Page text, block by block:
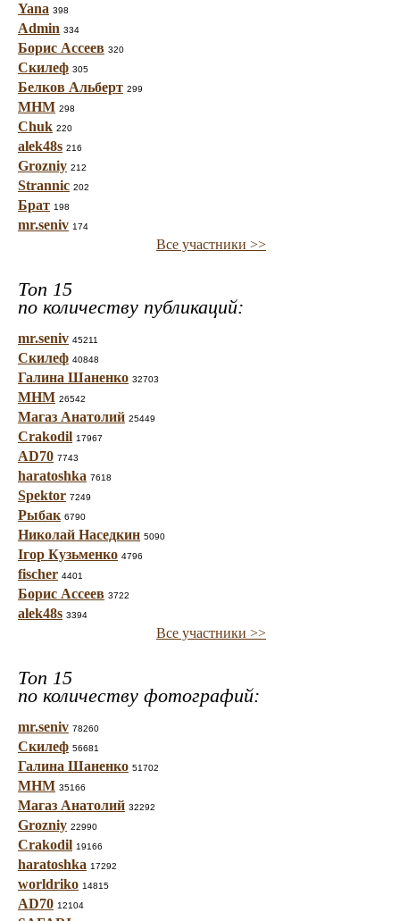
Yana 398
Admin 334
Борис Ассеев 320
Скилеф 305
Белков Альберт 299
МНМ 298
Chuk 220
alek48s 216
Grozniy 212
Strannic 202
Брат 198
mr.seniv 174
Все участники >>
Топ 15
по количеству публикаций:
mr.seniv 45211
Скилеф 40848
Галина Шаненко 32703
МНМ 26542
Магаз Анатолий 25449
Crakodil 17967
AD70 7743
haratoshka 7618
Spektor 7249
Рыбак 6790
Николай Наседкин 5090
Ігор Кузьменко 4796
fischer 4401
Борис Ассеев 3722
alek48s 3394
Все участники >>
Топ 15
по количеству фотографий:
mr.seniv 78260
Скилеф 56681
Галина Шаненко 51702
МНМ 35166
Магаз Анатолий 32292
Grozniy 22990
Crakodil 19166
haratoshka 17292
worldriko 14815
AD70 12104